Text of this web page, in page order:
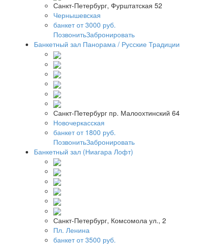
Санкт-Петербург, Фурштатская 52
Чернышевская
банкет от 3000 руб.
ПозвонитьЗабронировать
Банкетный зал Панорама / Русские Традиции
Санкт-Петербург пр. Малоохтинский 64
Новочеркасская
банкет от 1800 руб.
ПозвонитьЗабронировать
Банкетный зал (Ниагара Лофт)
Санкт-Петербург, Комсомола ул., 2
Пл. Ленина
банкет от 3500 руб.